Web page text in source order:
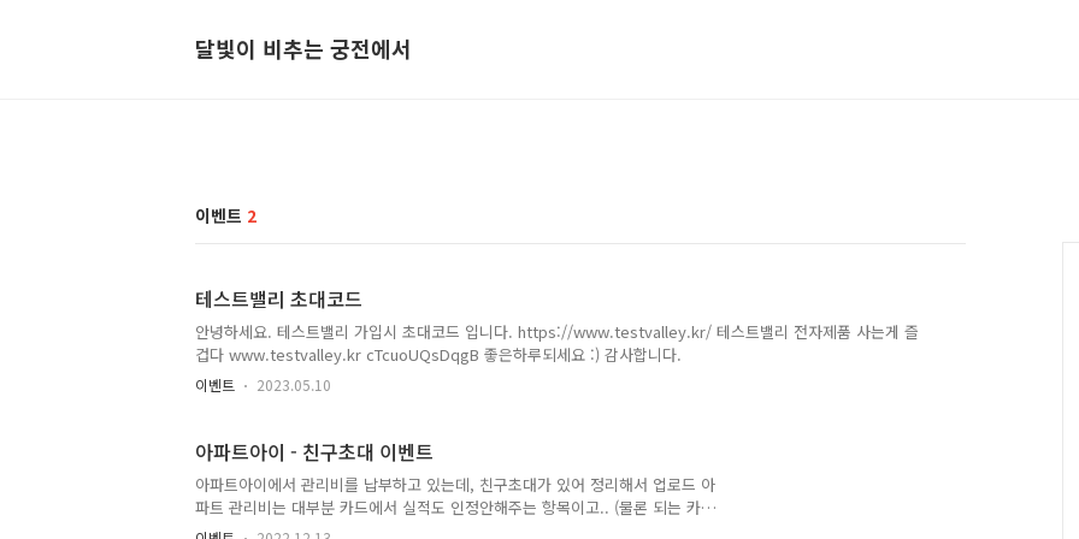
달빛이 비추는 궁전에서
이벤트 2
테스트밸리 초대코드
안녕하세요. 테스트밸리 가입시 초대코드 입니다. https://www.testvalley.kr/ 테스트밸리 전자제품 사는게 즐
겁다 www.testvalley.kr cTcuoUQsDqgB 좋은하루되세요 :) 감사합니다.
이벤트 2023.05.10
아파트아이 - 친구초대 이벤트
아파트아이에서 관리비를 납부하고 있는데, 친구초대가 있어 정리해서 업로드 아
파트 관리비는 대부분 카드에서 실적도 인정안해주는 항목이고.. (물론 되는 카
드도 있다.) 카드사 이벤트도 대부분 1년간 실적없음+3개월 꾸준히 내는 것이라